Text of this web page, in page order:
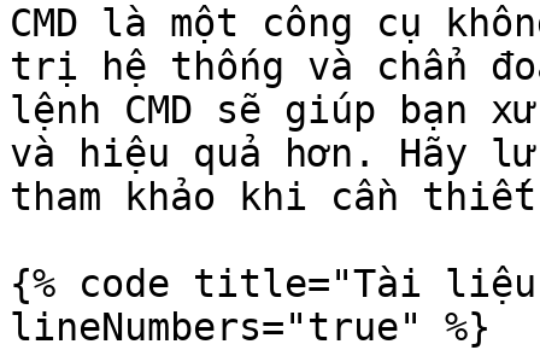
CMD là một công cụ
trị hệ thống và chẩn
lệnh CMD sẽ giúp bạn
và hiệu quả hơn. Hãy
tham khảo khi cần
{% code title="Tài liệu
lineNumbers="true" %}